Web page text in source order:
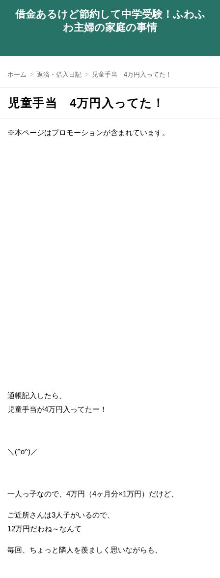
借金あるけど節約して中学受験！ふわふ
わ主婦の家庭の事情
ホーム 返済・借入日記 児童手当 4万円入ってた！
児童手当 4万円入ってた！
※本ページはプロモーションが含まれています。
通帳記入したら、
児童手当が4万円入ってたー！
＼(^o^)／
一人っ子なので、4万円（4ヶ月分×1万円）だけど、
ご近所さんは3人子がいるので、
12万円だわね～なんて
毎回、ちょっと隣人を羨ましく思いながらも、